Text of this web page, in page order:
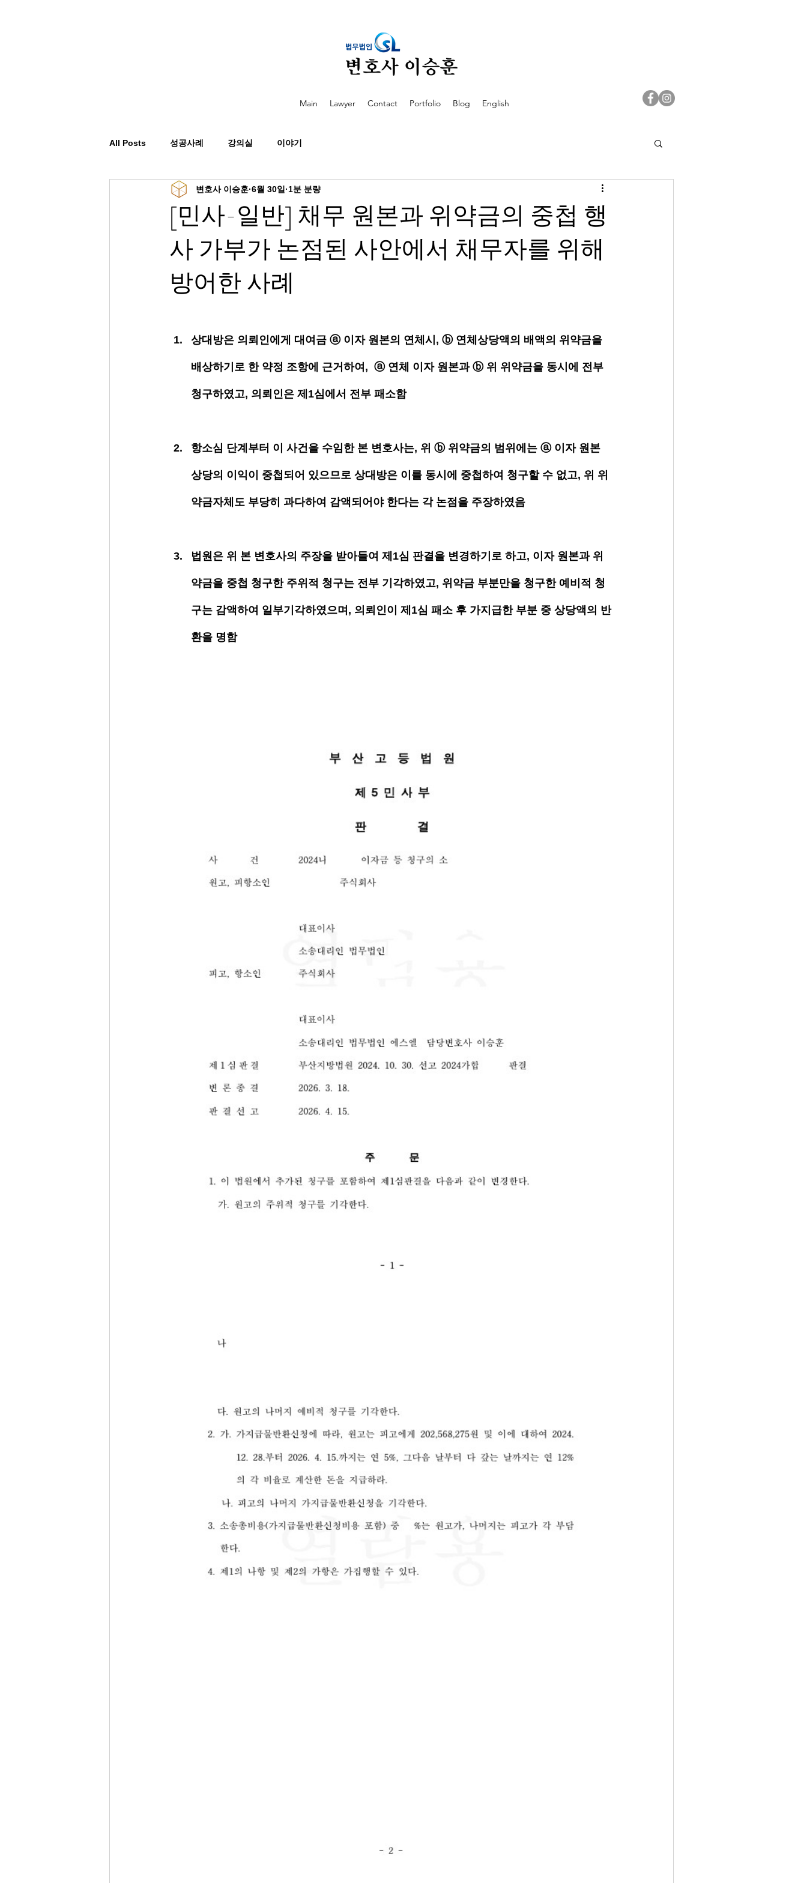
Main Lawyer Contact Portfolio Blog English
All Posts 성공사례 강의실 이야기
[민사-일반] 채무 원본과 위약금의 중첩 행
사 가부가 논점된 사안에서 채무자를 위해
방어한 사례
변호사 이승훈 6월 30일 1분 분량
상대방은 의뢰인에게 대여금 ⓐ 이자 원본의 연체시, ⓑ 연체상당액의 배액의 위약금을
배상하기로 한 약정 조항에 근거하여,  ⓐ 연체 이자 원본과 ⓑ 위 위약금을 동시에 전부
청구하였고, 의뢰인은 제1심에서 전부 패소함
항소심 단계부터 이 사건을 수임한 본 변호사는, 위 ⓑ 위약금의 범위에는 ⓐ 이자 원본
상당의 이익이 중첩되어 있으므로 상대방은 이를 동시에 중첩하여 청구할 수 없고, 위 위
약금자체도 부당히 과다하여 감액되어야 한다는 각 논점을 주장하였음
법원은 위 본 변호사의 주장을 받아들여 제1심 판결을 변경하기로 하고, 이자 원본과 위
약금을 중첩 청구한 주위적 청구는 전부 기각하였고, 위약금 부분만을 청구한 예비적 청
구는 감액하여 일부기각하였으며, 의뢰인이 제1심 패소 후 가지급한 부분 중 상당액의 반
환을 명함